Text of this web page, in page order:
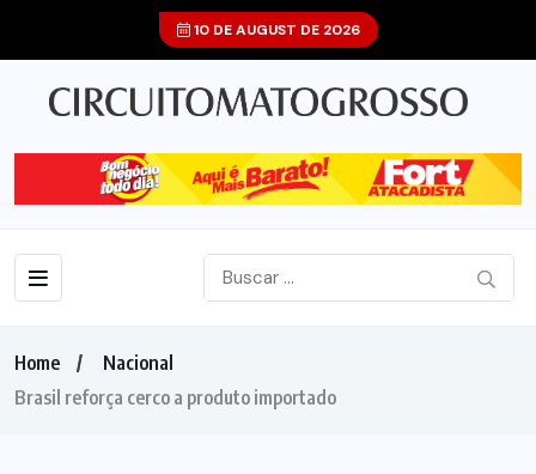
10 DE AUGUST DE 2026
Home
Nacional
Brasil reforça cerco a produto importado